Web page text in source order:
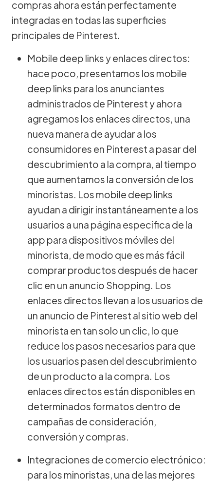
compras ahora están perfectamente
integradas en todas las superficies
principales de Pinterest.
Mobile deep links y enlaces directos:
hace poco, presentamos los mobile
deep links para los anunciantes
administrados de Pinterest y ahora
agregamos los enlaces directos, una
nueva manera de ayudar a los
consumidores en Pinterest a pasar del
descubrimiento a la compra, al tiempo
que aumentamos la conversión de los
minoristas. Los mobile deep links
ayudan a dirigir instantáneamente a los
usuarios a una página específica de la
app para dispositivos móviles del
minorista, de modo que es más fácil
comprar productos después de hacer
clic en un anuncio Shopping. Los
enlaces directos llevan a los usuarios de
un anuncio de Pinterest al sitio web del
minorista en tan solo un clic, lo que
reduce los pasos necesarios para que
los usuarios pasen del descubrimiento
de un producto a la compra. Los
enlaces directos están disponibles en
determinados formatos dentro de
campañas de consideración,
conversión y compras.
Integraciones de comercio electrónico:
para los minoristas, una de las mejores